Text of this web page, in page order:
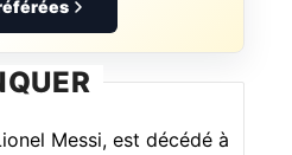
Messi, est décédé à